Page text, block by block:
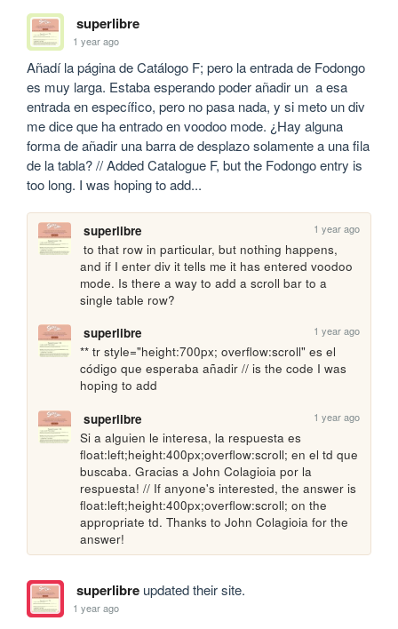
superlibre
1 year ago
Añadí la página de Catálogo F; pero la entrada de Fodongo
es muy larga. Estaba esperando poder añadir un  a esa
entrada en específico, pero no pasa nada, y si meto un div
me dice que ha entrado en voodoo mode. ¿Hay alguna
forma de añadir una barra de desplazo solamente a una fila
de la tabla? // Added Catalogue F, but the Fodongo entry is
too long. I was hoping to add...
superlibre 1 year ago
to that row in particular, but nothing happens,
and if I enter div it tells me it has entered voodoo
mode. Is there a way to add a scroll bar to a
single table row?
superlibre
1 year ago
** tr style="height:700px; overflow:scroll" es el
código que esperaba añadir // is the code I was
hoping to add
superlibre
1 year ago
Si a alguien le interesa, la respuesta es
float:left;height:400px;overflow:scroll; en el td que
buscaba. Gracias a John Colagioia por la
respuesta! // If anyone's interested, the answer is
float:left;height:400px;overflow:scroll; on the
appropriate td. Thanks to John Colagioia for the
answer!
superlibreupdated their site.
1 year ago